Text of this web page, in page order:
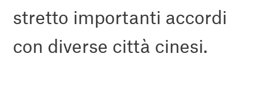
stretto importanti accordi
con diverse città cinesi.